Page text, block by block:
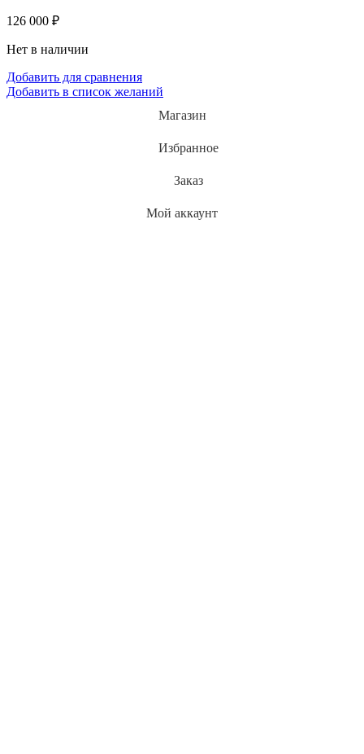
126 000 ₽
Нет в наличии
Добавить для сравнения
Добавить в список желаний
Магазин
Избранное
Заказ
Мой аккаунт